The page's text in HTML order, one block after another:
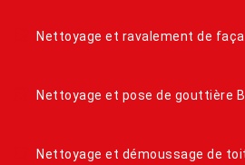
Nettoyage et ravalement de
Nettoyage et pose de gouttière
Nettoyage et démoussage de